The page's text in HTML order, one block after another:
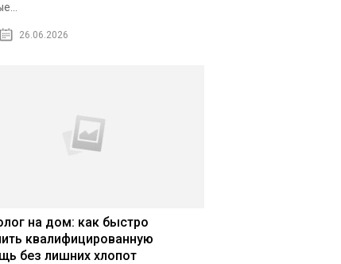
26.06.2026
на дом: как быстро
квалифицированную
без лишних хлопот